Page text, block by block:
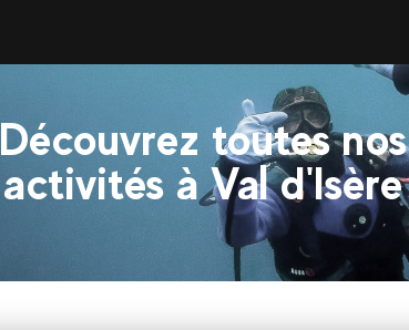
Découvrez toutes nos
activités à Val d'Isère